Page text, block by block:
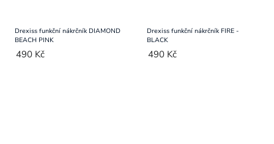
Drexiss funkční nákrčník DIAMOND
BEACH PINK
490 Kč
Drexiss funkční nákrčník FIRE -
BLACK
490 Kč